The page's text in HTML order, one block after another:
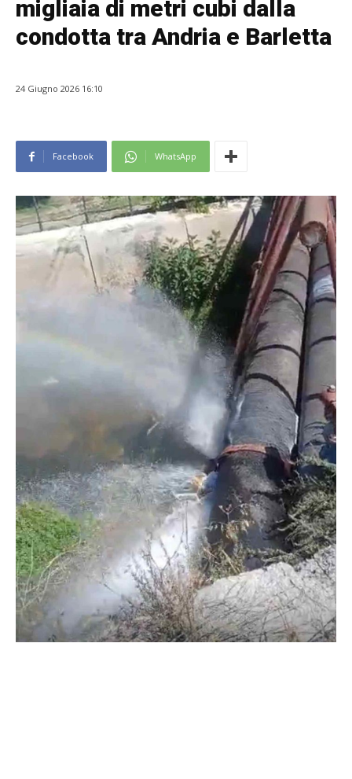
migliaia di metri cubi dalla
condotta tra Andria e Barletta
24 Giugno 2026 16:10
Facebook WhatsApp